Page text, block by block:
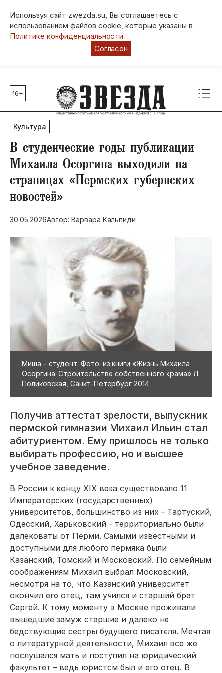
Используя сайт zwezda.su, Вы соглашаетесь с
использованием файлов cookie, которые указаны в
Политике конфиденциальности
Согласен
Главные темы
80 лет Победы
Молодежная столица РФ
СВО
Выборы в Пермском крае
Социальная поддержка
Инфраструктура
Благоустройство
16+
Культура
В студенческие годы публикации
Михаила Осоргина выходили на
страницах «Пермских губернских
новостей»
30.05.2026Автор: Варвара Кальпиди
Миша – студент. Фото: из книги «Жизнь Михаила
Осоргина. Строительство собственного храма» Л.
Поликовская, Санкт-Петербург 2014
Получив аттестат зрелости, выпускник
пермской гимназии Михаил Ильин стал
абитуриентом. Ему пришлось не только
выбирать профессию, но и высшее
учебное заведение.
В России к концу XIX века существовало 11
Императорских (государственных)
университетов, большинство из них – Тартуский,
Одесский, Харьковский – территориально были
далековаты от Перми. Самыми известными и
доступными для любого пермяка были
Казанский, Томский и Московский. По семейным
соображениям Михаил выбрал Московский,
несмотря на то, что Казанский университет
окончил его отец, там учился и старший брат
Cергей. К тому моменту в Москве проживали
вышедшие замуж старшие и далеко не
бедствующие сестры будущего писателя. Мечтая
о литературной деятельности, Михаил все же
послушался мать и поступил на юридический
факультет – ведь юристом был и его отец. В